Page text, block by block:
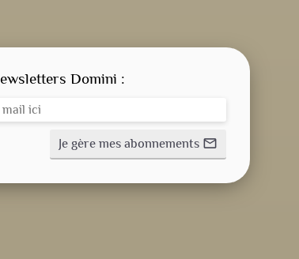
Domini :
Je gère mes abonnements mail_outline